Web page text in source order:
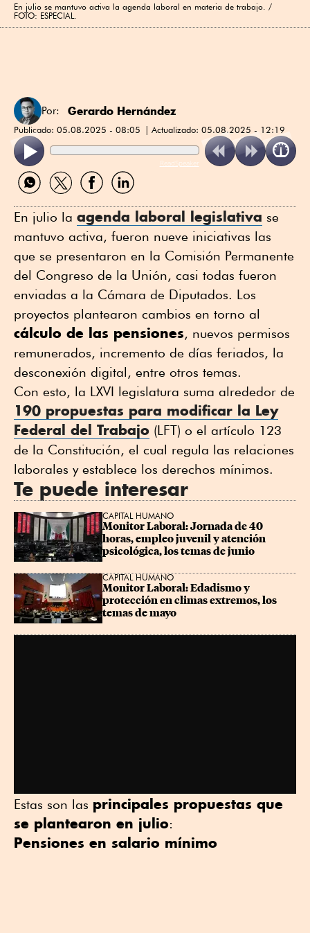
En julio se mantuvo activa la agenda laboral en materia de trabajo. /
FOTO: ESPECIAL.
Por: Gerardo Hernández
Publicado: 05.08.2025 - 08:05 Actualizado: 05.08.2025 - 12:19
ReadSpeaker
Compartir
por
Compartir
por
Compartir
por
Compartir
por
En julio la agenda laboral legislativa se
mantuvo activa, fueron nueve iniciativas las
que se presentaron en la Comisión Permanente
del Congreso de la Unión, casi todas fueron
enviadas a la Cámara de Diputados. Los
proyectos plantearon cambios en torno al
cálculo de las pensiones, nuevos permisos
remunerados, incremento de días feriados, la
desconexión digital, entre otros temas.
Con esto, la LXVI legislatura suma alrededor de
190 propuestas para modificar la Ley
Federal del Trabajo (LFT) o el artículo 123
de la Constitución, el cual regula las relaciones
laborales y establece los derechos mínimos.
Te puede interesar
CAPITAL HUMANO
Monitor Laboral: Jornada de 40
horas, empleo juvenil y atención
psicológica, los temas de junio
CAPITAL HUMANO
Monitor Laboral: Edadismo y
protección en climas extremos, los
temas de mayo
Estas son las principales propuestas que
se plantearon en julio:
Pensiones en salario mínimo